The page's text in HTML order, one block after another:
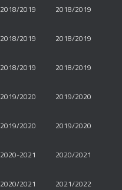
2018/2019 2018/2019
2018/2019 2018/2019
2018/2019 2018/2019
2019/2020 2019/2020
2019/2020 2019/2020
2020-2021 2020/2021
2020/2021 2021/2022